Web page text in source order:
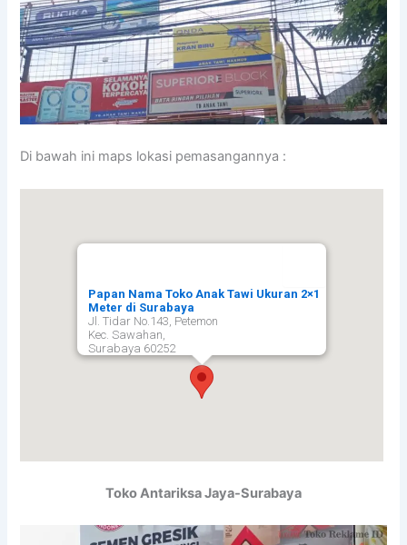
Di bawah ini maps lokasi pemasangannya :
Papan Nama Toko Anak Tawi Ukuran 2×1
Meter di Surabaya
Jl. Tidar No.143, Petemon
Kec. Sawahan,
Surabaya 60252
Toko Antariksa Jaya-Surabaya